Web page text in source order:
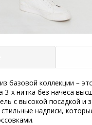
базовой коллекции –
3-х нитка без начеса
с высокой посадкой
надписи,